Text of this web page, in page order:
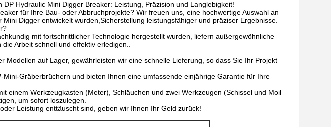
Hydraulic Mini Digger Breaker: Leistung, Präzision und Langlebigkeit!
für Ihre Bau- oder Abbruchprojekte? Wir freuen uns, eine hochwertige Auswahl an
Digger entwickelt wurden,Sicherstellung leistungsfähiger und präziser Ergebnisse.
mit fortschrittlicher Technologie hergestellt wurden, liefern außergewöhnliche
Arbeit schnell und effektiv erledigen..
Modellen auf Lager, gewährleisten wir eine schnelle Lieferung, so dass Sie Ihr Projekt
Gräberbrüchern und bieten Ihnen eine umfassende einjährige Garantie für Ihre
einem Werkzeugkasten (Meter), Schläuchen und zwei Werkzeugen (Schissel und Moil
um sofort loszulegen.
Leistung enttäuscht sind, geben wir Ihnen Ihr Geld zurück!